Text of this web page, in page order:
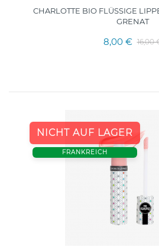
CHARLOTTE BIO FLÜSSIGE
GRENAT
8,00 € 16,00
NICHT AUF LAGER
FRANKREICH